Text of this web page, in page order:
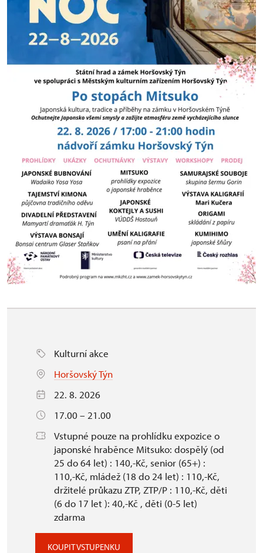
Kulturní akce
Horšovský Týn
22. 8. 2026
17.00 – 21.00
Vstupné pouze na prohlídku expozice o
japonské hraběnce Mitsuko: dospělý (od
25 do 64 let) : 140,-Kč, senior (65+) :
110,-Kč, mládež (18 do 24 let) : 110,-Kč,
držitelé průkazu ZTP, ZTP/P : 110,-Kč, děti
(6 do 17 let ): 40,-Kč , děti (0-5 let)
zdarma
KOUPIT VSTUPENKU